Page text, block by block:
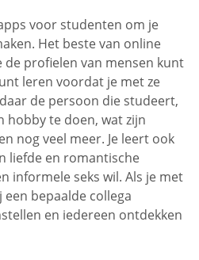
voor studenten om je
Het beste van online
profielen van mensen kunt
leren voordat je met ze
de persoon die studeert,
hobby te doen, wat zijn
nog veel meer. Je leert ook
liefde en romantische
informele seks wil. Als je met
bepaalde collega
en iedereen ontdekken